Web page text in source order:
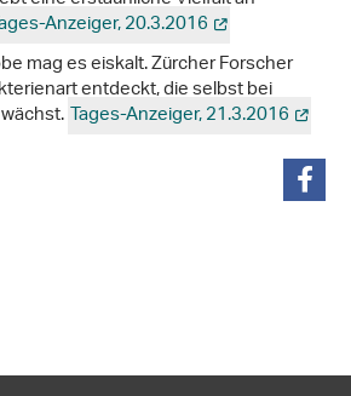
Anzeiger, 20.3.2016
mag es eiskalt. Zürcher Forscher
entdeckt, die selbst bei
Tages-Anzeiger, 21.3.2016